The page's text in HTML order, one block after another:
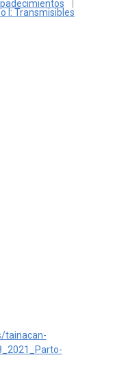
I: Transmisibles
tainacan-